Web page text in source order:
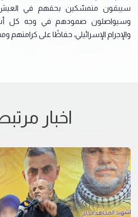
سيبقون متمسّكين بحقهم في العيش
وسيواصلون صمودهم في وجه كل
والإجرام الإسرائيلي، حفاظًا على كرامتهم
اخبار